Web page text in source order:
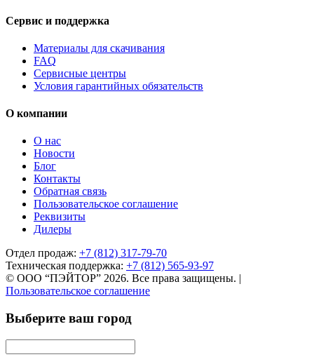
Сервис и поддержка
Материалы для скачивания
FAQ
Сервисные центры
Условия гарантийных обязательств
О компании
О нас
Новости
Блог
Контакты
Обратная связь
Пользовательское соглашение
Реквизиты
Дилеры
Отдел продаж: +7 (812) 317-79-70
Техническая поддержка: +7 (812) 565-93-97
© ООО “ПЭЙТОР” 2026. Все права защищены. |
Пользовательское соглашение
Выберите ваш город